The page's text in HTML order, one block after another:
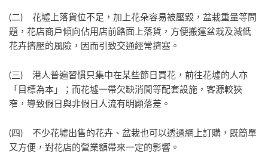
(二) 花墟上落貨位不足，加上花朵容易被壓毀，盆栽重量等問
題，花店商戶傾向佔用店前路面上落貨，方便搬運盆栽及減低
花卉擠壓的風險，因而引致交通經常擠塞。
(三) 港人普遍習慣只集中在某些節日買花，前往花墟的人亦
「目標為本」；而花墟一帶欠缺消閒等配套設施，客源較狹
窄，導致假日與非假日人流有明顯落差。
(四) 不少花墟出售的花卉、盆栽也可以透過網上訂購，既簡單
又方便，對花店的營業額帶來一定的影響。